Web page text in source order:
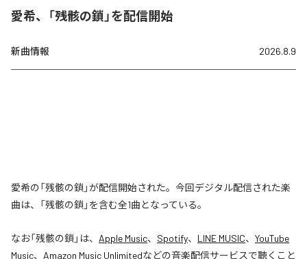
愛希、「残骸の鎖」を配信開始
新曲情報 2026.8.9
愛希の「残骸の鎖」が配信開始された。今回デジタル配信された楽
曲は、「残骸の鎖」を含む全1曲となっている。
なお「残骸の鎖 」は、 Apple Music、 Spotify、 LINE MUSIC、 YouTube
Music、 Amazon Music Unlimitedなどの音楽配信サービスで聴くこと